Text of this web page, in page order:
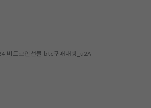
비트코인선물 btc구매대행_u2A